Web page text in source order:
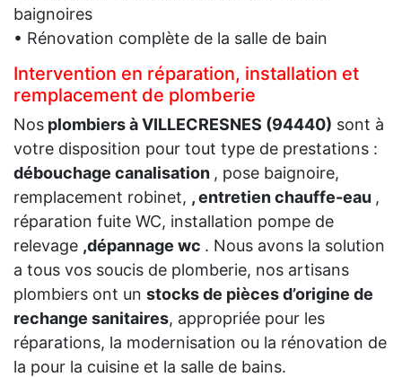
baignoires
• Rénovation complète de la salle de bain
Intervention en réparation, installation et
remplacement de plomberie
Nos plombiers à VILLECRESNES (94440) sont à
votre disposition pour tout type de prestations :
débouchage canalisation , pose baignoire,
remplacement robinet, , entretien chauffe-eau ,
réparation fuite WC, installation pompe de
relevage ,dépannage wc . Nous avons la solution
a tous vos soucis de plomberie, nos artisans
plombiers ont un stocks de pièces d’origine de
rechange sanitaires, appropriée pour les
réparations, la modernisation ou la rénovation de
la pour la cuisine et la salle de bains.